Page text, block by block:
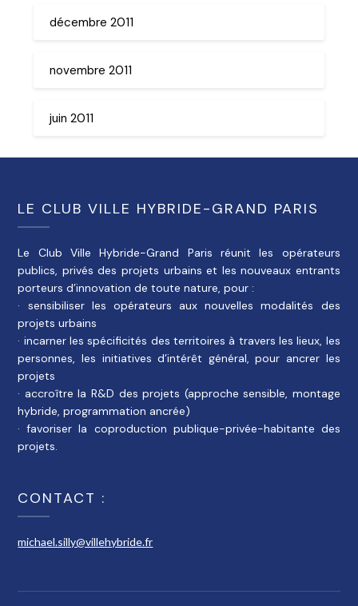
décembre 2011
novembre 2011
juin 2011
LE CLUB VILLE HYBRIDE-GRAND PARIS
Le Club Ville Hybride-Grand Paris réunit les opérateurs
publics, privés des projets urbains et les nouveaux entrants
porteurs d’innovation de toute nature, pour :
· sensibiliser les opérateurs aux nouvelles modalités des
projets urbains
· incarner les spécificités des territoires à travers les lieux, les
personnes, les initiatives d’intérêt général, pour ancrer les
projets
· accroître la R&D des projets (approche sensible, montage
hybride, programmation ancrée)
· favoriser la coproduction publique-privée-habitante des
projets.
CONTACT :
michael.silly@villehybride.fr